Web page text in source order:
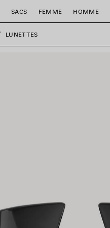
SACS FEMME HOMME
LUNETTES